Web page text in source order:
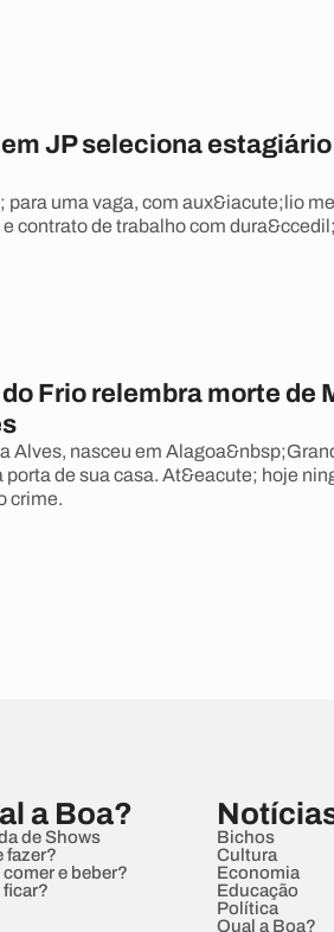
JP seleciona
para uma vaga, com aux&iacute;lio
contrato de trabalho com
Frio relembra morte de
Alves, nasceu em
porta de sua casa. At&eacute; hoje
crime.
a Boa?
de Shows
fazer?
e beber?
ficar?
Bichos
Cultura
Economia
Educação
Política
Qual a Boa?